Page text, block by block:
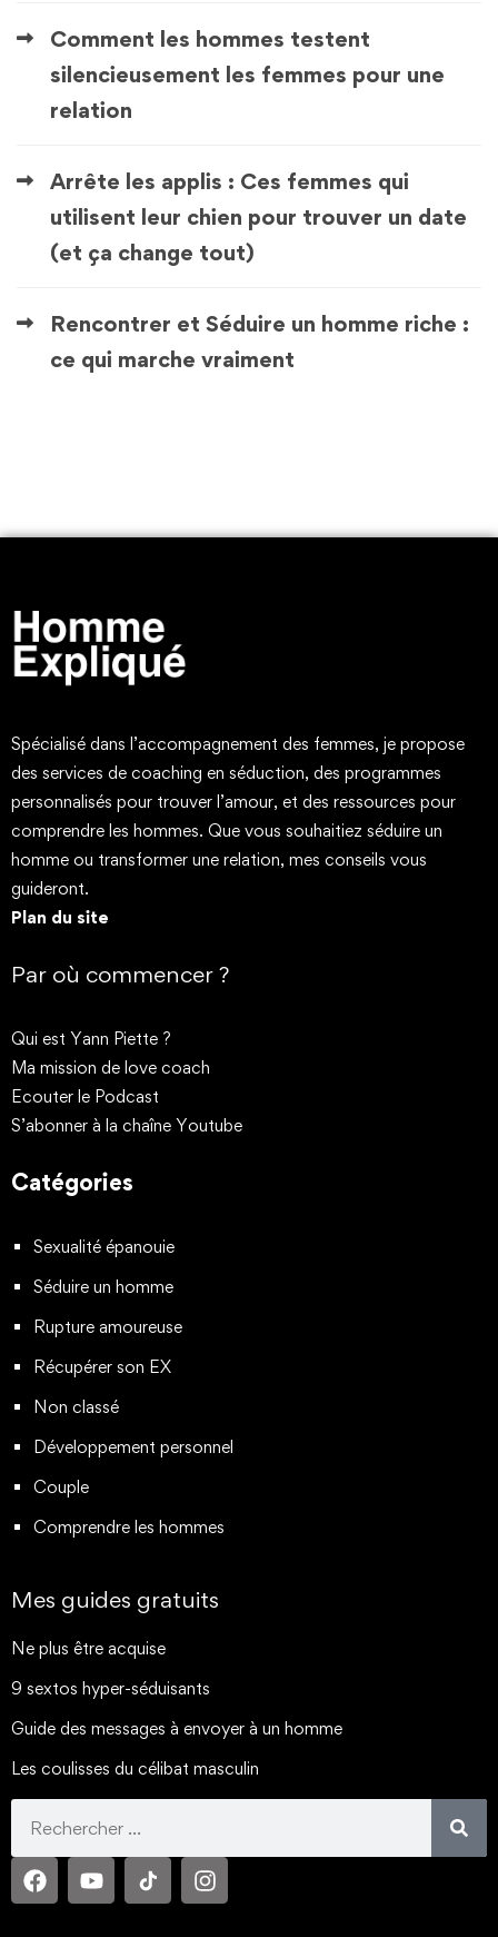
Comment les hommes testent
silencieusement les femmes pour une
relation
Arrête les applis : Ces femmes qui
utilisent leur chien pour trouver un date
(et ça change tout)
Rencontrer et Séduire un homme riche :
ce qui marche vraiment
Spécialisé dans l’accompagnement des femmes, je propose
des services de coaching en séduction, des programmes
personnalisés pour trouver l’amour, et des ressources pour
comprendre les hommes. Que vous souhaitiez séduire un
homme ou transformer une relation, mes conseils vous
guideront.
Plan du site
Par où commencer ?
Qui est Yann Piette ?
Ma mission de love coach
Ecouter le Podcast
S’abonner à la chaîne Youtube
Catégories
Sexualité épanouie
Séduire un homme
Rupture amoureuse
Récupérer son EX
Non classé
Développement personnel
Couple
Comprendre les hommes
Mes guides gratuits
Ne plus être acquise
9 sextos hyper-séduisants
Guide des messages à envoyer à un homme
Les coulisses du célibat masculin